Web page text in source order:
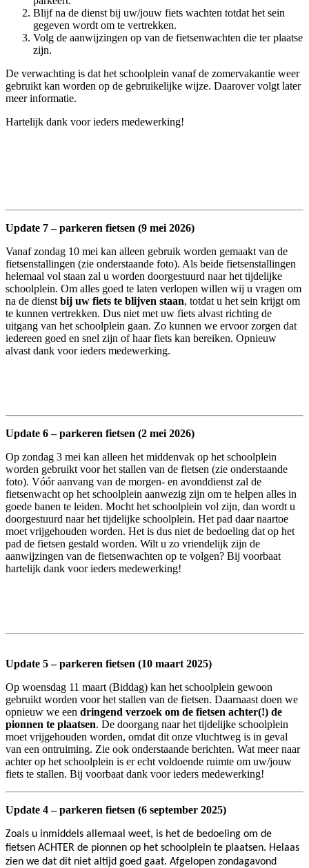
Blijf na de dienst bij uw/jouw fiets wachten totdat het sein
gegeven wordt om te vertrekken.
Volg de aanwijzingen op van de fietsenwachten die ter plaatse
zijn.
De verwachting is dat het schoolplein vanaf de zomervakantie weer
gebruikt kan worden op de gebruikelijke wijze. Daarover volgt later
meer informatie.
Hartelijk dank voor ieders medewerking!
Update 7 – parkeren fietsen (9 mei 2026)
Vanaf zondag 10 mei kan alleen gebruik worden gemaakt van de
fietsenstallingen (zie onderstaande foto). Als beide fietsenstallingen
helemaal vol staan zal u worden doorgestuurd naar het tijdelijke
schoolplein. Om alles goed te laten verlopen willen wij u vragen om
na de dienst bij uw fiets te blijven staan, totdat u het sein krijgt om
te kunnen vertrekken. Dus niet met uw fiets alvast richting de
uitgang van het schoolplein gaan. Zo kunnen we ervoor zorgen dat
iedereen goed en snel zijn of haar fiets kan bereiken. Opnieuw
alvast dank voor ieders medewerking.
Update 6 – parkeren fietsen (2 mei 2026)
Op zondag 3 mei kan alleen het middenvak op het schoolplein
worden gebruikt voor het stallen van de fietsen (zie onderstaande
foto). Vóór aanvang van de morgen- en avonddienst zal de
fietsenwacht op het schoolplein aanwezig zijn om te helpen alles in
goede banen te leiden. Mocht het schoolplein vol zijn, dan wordt u
doorgestuurd naar het tijdelijke schoolplein. Het pad daar naartoe
moet vrijgehouden worden. Het is dus niet de bedoeling dat op het
pad de fietsen gestald worden. Wilt u zo vriendelijk zijn de
aanwijzingen van de fietsenwachten op te volgen? Bij voorbaat
hartelijk dank voor ieders medewerking!
Update 5 – parkeren fietsen (10 maart 2025)
Op woensdag 11 maart (Biddag) kan het schoolplein gewoon
gebruikt worden voor het stallen van de fietsen. Daarnaast doen we
opnieuw we een dringend verzoek om de fietsen achter(!) de
pionnen te plaatsen. De doorgang naar het tijdelijke schoolplein
moet vrijgehouden worden, omdat dit onze vluchtweg is in geval
van een ontruiming. Zie ook onderstaande berichten. Wat meer naar
achter op het schoolplein is er echt voldoende ruimte om uw/jouw
fiets te stallen. Bij voorbaat dank voor ieders medewerking!
Update 4 – parkeren fietsen (6 september 2025)
Zoals u inmiddels allemaal weet, is het de bedoeling om de
fietsen ACHTER de pionnen op het schoolplein te plaatsen. Helaas
zien we dat dit niet altijd goed gaat. Afgelopen zondagavond